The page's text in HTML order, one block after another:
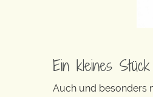
Ein kleines
Auch und besonders